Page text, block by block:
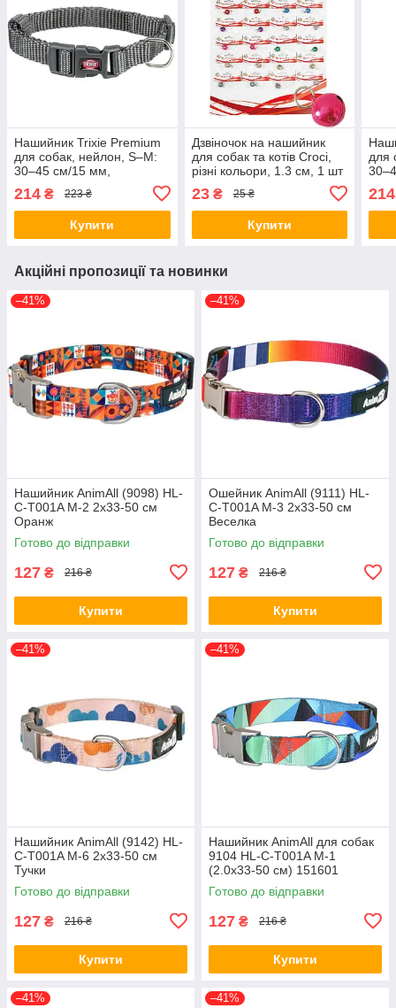
Нашийник Trixie Premium
для собак, нейлон, S–M:
30–45 см/15 мм,
214 ₴ 223 ₴
Купити
Дзвіночок на нашийник
для собак та котів Croci,
різні кольори, 1.3 см, 1 шт
23₴ 25 ₴
Купити
для
214
Акційні пропозиції та новинки
–41%
Нашийник AnimAll (9098) HL-
C-T001A M-2 2x33-50 см
Оранж
Готово до відправки
127 ₴ 216 ₴
Купити
–41%
Ошейник AnimAll (9111) HL-
C-T001A M-3 2x33-50 см
Веселка
Готово до відправки
127 ₴ 216 ₴
Купити
–41%
Нашийник AnimAll (9142) HL-
C-T001A M-6 2x33-50 см
Тучки
Готово до відправки
127 ₴ 216 ₴
Купити
–41%
Нашийник AnimAll для собак
9104 HL-C-T001A M-1
(2.0х33-50 см) 151601
Готово до відправки
127 ₴ 216 ₴
Купити
–41% –41%